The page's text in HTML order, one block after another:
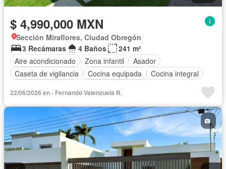
$ 4,990,000 MXN
Sección Miraflores, Ciudad Obregón
3 Recámaras
4 Baños
241 m²
Aire acondicionado
Zona infantil
Asador
Caseta de vigilancia
Cocina equipada
Cocina integral
22/06/2026 en - Fernando Valenzuela R.